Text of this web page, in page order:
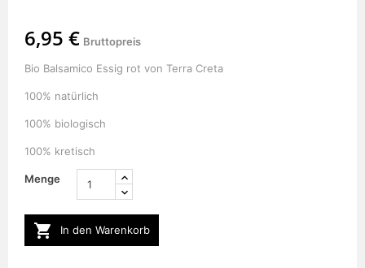
6,95 € Bruttopreis
Bio Balsamico Essig rot von Terra Creta
100% natürlich
100% biologisch
100% kretisch
Menge
 In den Warenkorb